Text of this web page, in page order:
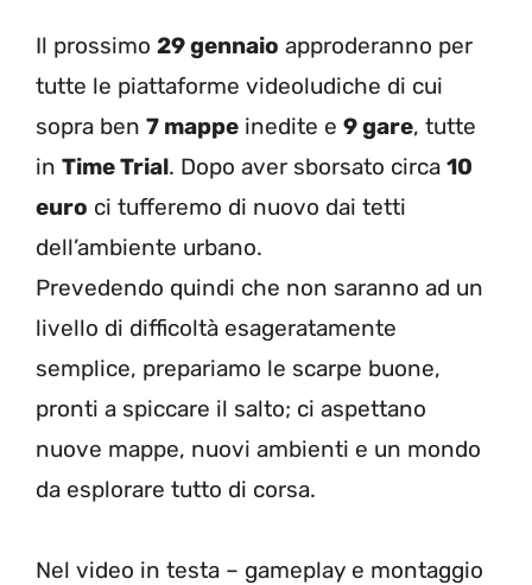
Il prossimo 29 gennaio approderanno per
tutte le piattaforme videoludiche di cui
sopra ben 7 mappe inedite e 9 gare, tutte
in Time Trial. Dopo aver sborsato circa 10
euro ci tufferemo di nuovo dai tetti
dell’ambiente urbano.
Prevedendo quindi che non saranno ad un
livello di difficoltà esageratamente
semplice, prepariamo le scarpe buone,
pronti a spiccare il salto; ci aspettano
nuove mappe, nuovi ambienti e un mondo
da esplorare tutto di corsa.
Nel video in testa – gameplay e montaggio